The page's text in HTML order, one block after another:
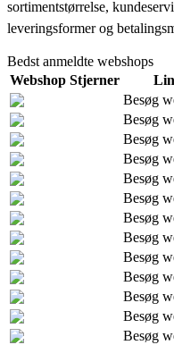
sortimentstørrelse,
leveringsformer og
Bedst anmeldte webshops
Webshop Stjerner
Besøg
Besøg
Besøg
Besøg
Besøg
Besøg
Besøg
Besøg
Besøg
Besøg
Besøg
Besøg
Besøg